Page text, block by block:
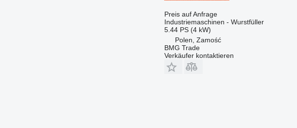
Preis auf Anfrage
Industriemaschinen - Wurstfüller
5.44 PS (4 kW)
Polen, Zamość
BMG Trade
Verkäufer kontaktieren